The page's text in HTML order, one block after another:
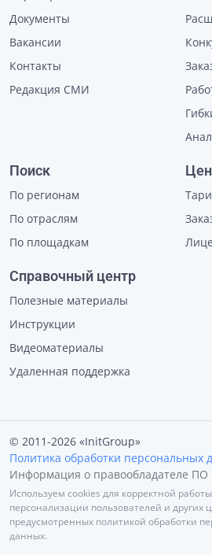
Документы
Вакансии
Контакты
Редакция СМИ
Поиск
По регионам
По отраслям
По площадкам
Справочный центр
Полезные материалы
Инструкции
Видеоматериалы
Удаленная поддержка
© 2011-2026 «InitGroup»
Политика обработки персональных
Информация о правообладателе ПО
Используем cookies для корректной
персонализации пользователей и других
предусмотренных политикой обработки
данных.